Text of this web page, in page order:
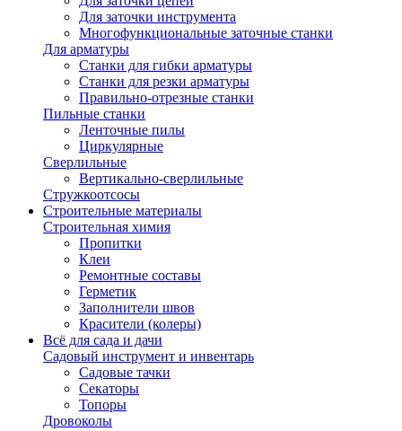
Для заточки инструмента
Многофункциональные заточные станки
Для арматуры
Станки для гибки арматуры
Станки для резки арматуры
Правильно-отрезные станки
Пильные станки
Ленточные пилы
Циркулярные
Сверлильные
Вертикально-сверлильные
Стружкоотсосы
Строительные материалы
Строительная химия
Пропитки
Клеи
Ремонтные составы
Герметик
Заполнители швов
Красители (колеры)
Всё для сада и дачи
Садовый инструмент и инвентарь
Садовые тачки
Секаторы
Топоры
Дровоколы